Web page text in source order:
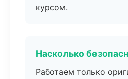
курсом.
Насколько
Работаем только